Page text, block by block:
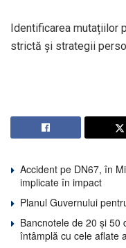
Identificarea mutațiilor
strictă și strategii
Accident pe DN67, în
implicate în impact
Planul Guvernului
Bancnotele de 20 și 50
întâmplă cu cele aflate